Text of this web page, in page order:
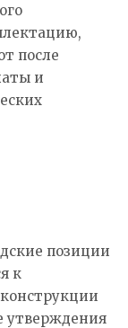
после
и
позиции
к
утверждения